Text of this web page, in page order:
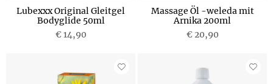
Lubexxx Original Gleitgel
Bodyglide 50ml
€ 14,90
Massage Öl -weleda mit
Arnika 200ml
€ 20,90